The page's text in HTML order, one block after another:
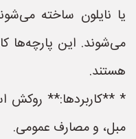
می‌شوند. این پارچه‌ها
هستند.
* **کاربردها:** روکش
مبل، و مصارف عمومی.